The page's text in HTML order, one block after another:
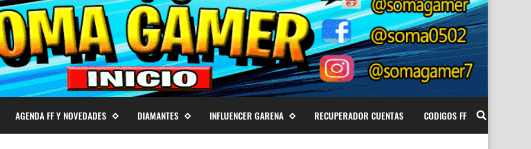
AGENDA FF Y NOVEDADES DIAMANTES INFLUENCER GARENA RECUPERADOR CUENTAS CODIGOS FF